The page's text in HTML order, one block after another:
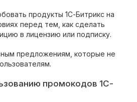
продукты 1С-Битрикс на
перед тем, как сделать
в лицензию или подписку.
предложениям, которые не
промокодов 1С-